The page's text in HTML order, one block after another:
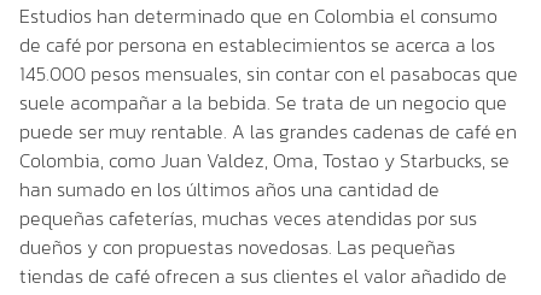
Estudios han determinado que en Colombia el consumo
de café por persona en establecimientos se acerca a los
145.000 pesos mensuales, sin contar con el pasabocas que
suele acompañar a la bebida. Se trata de un negocio que
puede ser muy rentable. A las grandes cadenas de café en
Colombia, como Juan Valdez, Oma, Tostao y Starbucks, se
han sumado en los últimos años una cantidad de
pequeñas cafeterías, muchas veces atendidas por sus
dueños y con propuestas novedosas. Las pequeñas
tiendas de café ofrecen a sus clientes el valor añadido de